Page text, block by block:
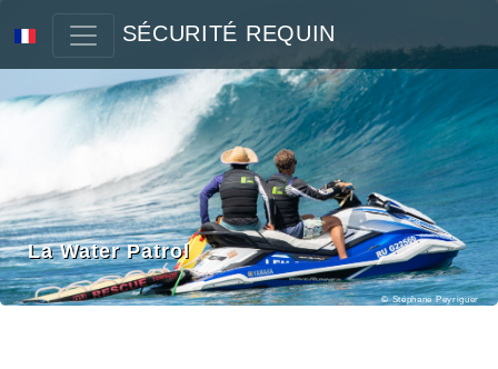
SÉCURITÉ REQUIN
La Water Patrol
© Stéphane Peyriguer